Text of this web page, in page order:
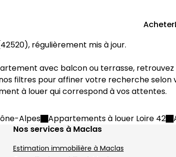
Acheter
42520), régulièrement mis à jour.
filtres pour affiner votre recherche
à louer qui correspond à vos attentes.
Alpes Appartements à louer Loire 42
Nos services à Maclas
Estimation immobilière à Maclas